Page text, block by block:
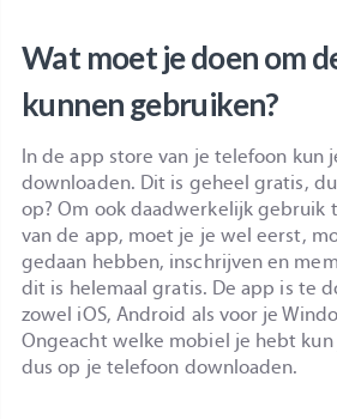
Wat moet je doen om
kunnen gebruiken?
In de app store van je telefoon kun
downloaden. Dit is geheel gratis,
op? Om ook daadwerkelijk gebruik
van de app, moet je je wel eerst,
gedaan hebben, inschrijven en
dit is helemaal gratis. De app is te
zowel iOS, Android als voor je
Ongeacht welke mobiel je hebt kun
dus op je telefoon downloaden.